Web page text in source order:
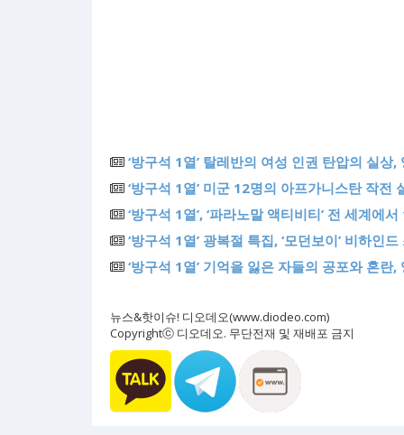
‘방구석 1열’ 탈레반의 여성 인권 탄압의 실상,
‘방구석 1열’ 미군 12명의 아프가니스탄 작전
‘방구석 1열’, ‘파라노말 액티비티’ 전 세계에
‘방구석 1열’ 광복절 특집, ‘모던보이’ 비하인
‘방구석 1열’ 기억을 잃은 자들의 공포와 혼란,
뉴스&핫이슈! 디오데오(www.diodeo.com)
Copyrightⓒ 디오데오. 무단전재 및 재배포 금지